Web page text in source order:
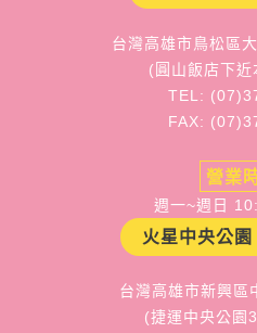
台灣高雄市鳥松區
(圓山飯店下近
TEL:
FAX:
營業
週一~週日
火星中央公
台灣高雄市新興區
(捷運中央公園